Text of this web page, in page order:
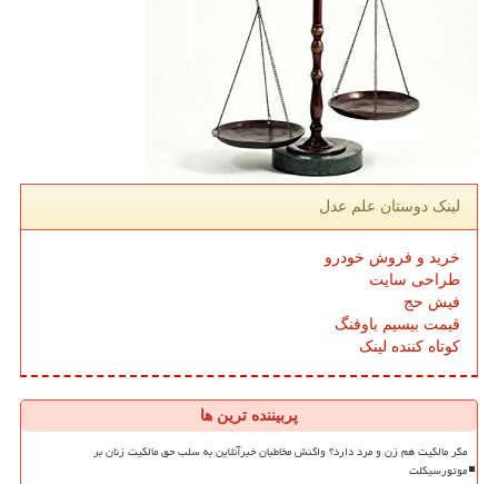
لینک دوستان علم عدل
خرید و فروش خودرو
طراحی سایت
فیش حج
قیمت بیسیم باوفنگ
کوتاه کننده لینک
پربیننده ترین ها
مگر مالکیت هم زن و مرد دارد؟ واکنش مخاطبان خبرآنلاین به سلب حق مالکیت زنان بر
موتورسیکلت